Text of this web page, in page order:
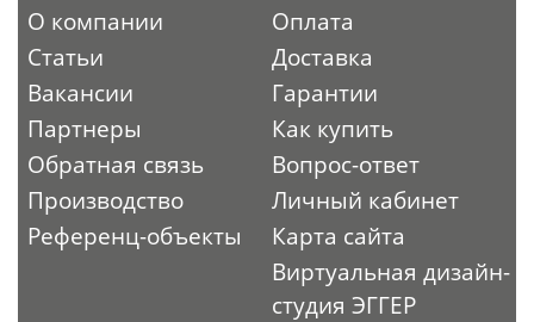
О компании
Статьи
Вакансии
Партнеры
Обратная связь
Производство
Референц-объекты
Оплата
Доставка
Гарантии
Как купить
Вопрос-ответ
Личный кабинет
Карта сайта
Виртуальная дизайн-
студия ЭГГЕР